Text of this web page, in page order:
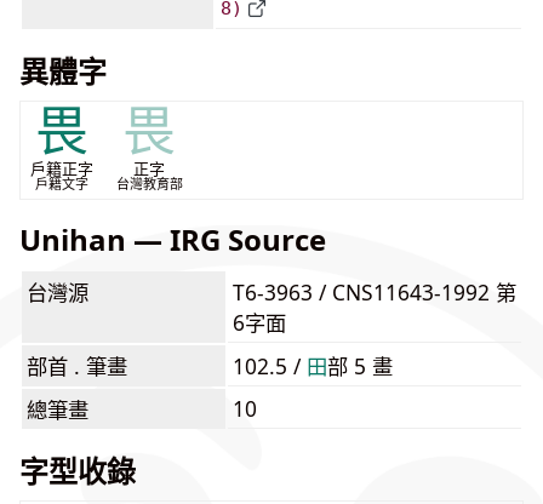
8)
異體字
畏
戶籍正字
戶籍文字
畏
正字
台灣教育部
Unihan — IRG Source
台灣源
T6-3963 / CNS11643-1992 第
6字面
部首 . 筆畫
102.5 / ⽥部 5 畫
總筆畫
10
字型收錄